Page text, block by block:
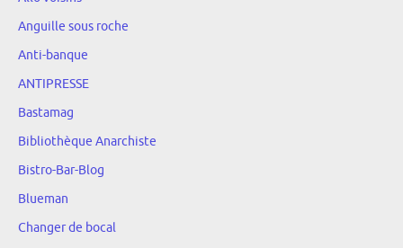
Anguille sous roche
Anti-banque
ANTIPRESSE
Bastamag
Bibliothèque Anarchiste
Bistro-Bar-Blog
Blueman
Changer de bocal